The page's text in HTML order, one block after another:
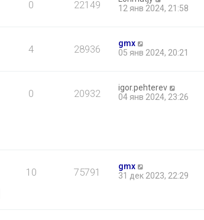
0 22149
12 янв 2024, 21:58
4 28936
gmx
05 янв 2024, 20:21
0 20932
igor.pehterev
04 янв 2024, 23:26
10 75791
gmx
31 дек 2023, 22:29